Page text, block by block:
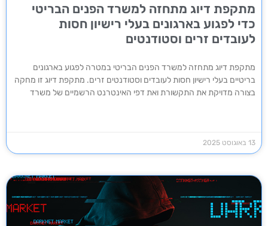
מתקפת דיוג מתחזה למשרד הפנים הבריטי
כדי לפגוע בארגונים בעלי רישיון חסות
לעובדים זרים וסטודנטים
מתקפת דיוג מתחזה למשרד הפנים הבריטי במטרה לפגוע בארגונים
בריטיים בעלי רישיון חסות לעובדים וסטודנטים זרים. מתקפת דיוג זו מחקה
בצורה מדויקת את התקשורת ואת דפי האינטרנט הרשמיים של משרד
13 באוגוסט 2025